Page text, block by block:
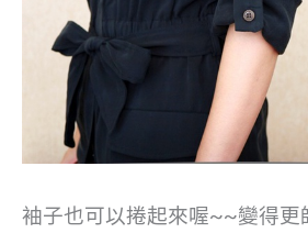
袖子也可以捲起來喔~~變得更